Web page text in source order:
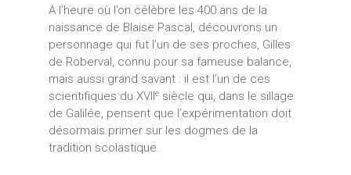
A l’heure où l’on célèbre les 400 ans de la
naissance de Blaise Pascal, découvrons un
personnage qui fut l’un de ses proches, Gilles
de Roberval, connu pour sa fameuse balance,
mais aussi grand savant : il est l’un de ces
scientifiques du XVIIesiècle qui, dans le sillage
de Galilée, pensent que l’expérimentation doit
désormais primer sur les dogmes de la
tradition scolastique.